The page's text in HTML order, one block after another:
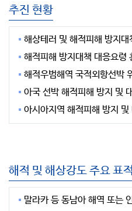
추진 현황
해상테러 및 해적피해 방지
해적피해 방지대책 대응요령
해적우범해역 국적외항선박
아국 선박 해적피해 방지 및
아시아지역 해적피해 방지
해적 및 해상강도 주요 표
말라카 등 동남아 해역 또는